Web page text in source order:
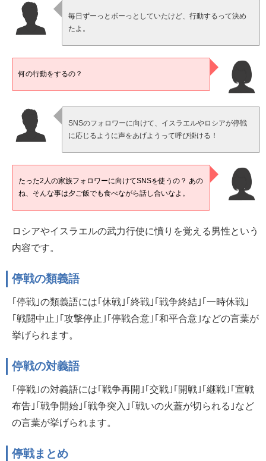
毎日ずーっとボーっとしていたけど、行動するって決め
たよ。
何の行動をするの？
SNSのフォロワーに向けて、イスラエルやロシアが停戦
に応じるように声をあげようって呼び掛ける！
たった2人の家族フォロワーに向けてSNSを使うの？ あの
ね、そんな事は夕ご飯でも食べながら話し合いなよ。
ロシアやイスラエルの武力行使に憤りを覚える男性という
内容です。
停戦の類義語
｢停戦｣の類義語には｢休戦｣｢終戦｣｢戦争終結｣｢一時休戦｣
｢戦闘中止｣｢攻撃停止｣｢停戦合意｣｢和平合意｣などの言葉が
挙げられます。
停戦の対義語
｢停戦｣の対義語には｢戦争再開｣｢交戦｣｢開戦｣｢継戦｣｢宣戦
布告｣｢戦争開始｣｢戦争突入｣｢戦いの火蓋が切られる｣など
の言葉が挙げられます。
停戦まとめ